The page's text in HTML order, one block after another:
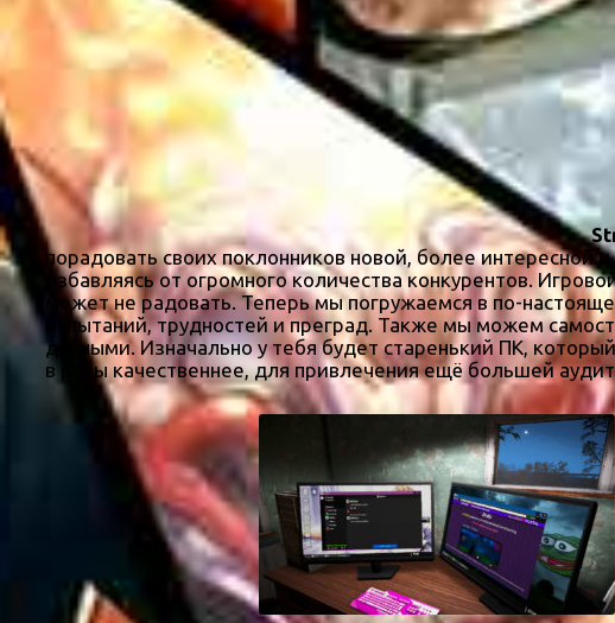
порадовать своих поклонников новой, более интересной
избавляясь от огромного количества конкурентов.
может не радовать. Теперь мы погружаемся в по-
испытаний, трудностей и преград. Также мы можем
данными. Изначально у тебя будет старенький ПК,
в разы качественнее, для привлечения ещё большей